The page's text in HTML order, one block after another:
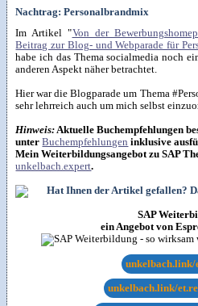
Nachtrag: Personalbrandmix
Im Artikel "Von der
Beitrag zur Blog- und Webparade für
habe ich das Thema socialmedia noch
anderen Aspekt näher betrachtet.
Hier war die Blogparade um Thema
sehr lehrreich auch um mich selbst
Hinweis:Aktuelle Buchempfehlungen
unterBuchempfehlungen inklusive
Mein Weiterbildungsangebot zu SAP
unkelbach.expert.
SAP
ein Angebot von
unkelbach.link/
unkelbach.link/